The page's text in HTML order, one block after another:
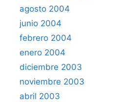
agosto 2004
junio 2004
febrero 2004
enero 2004
diciembre 2003
noviembre 2003
abril 2003